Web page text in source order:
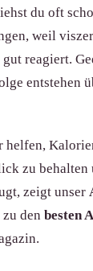
du oft
weil
reagiert.
entstehen
helfen,
zu behalten
zeigt unser
den besten